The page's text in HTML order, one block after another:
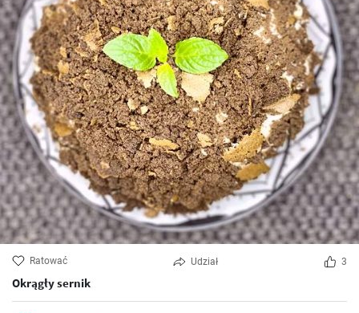
Ratować Udział 3
Okrągły sernik